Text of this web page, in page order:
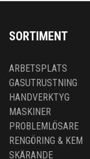
SORTIMENT
ARBETSPLATS
GASUTRUSTNING
HANDVERKTYG
MASKINER
PROBLEMLÖSARE
RENGÖRING & KEM
SKÄRANDE